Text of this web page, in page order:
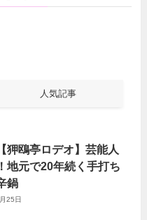
人気記事
狎鴎亭ロデオ】芸能人
地元で20年続く手打ち
鍋
25日